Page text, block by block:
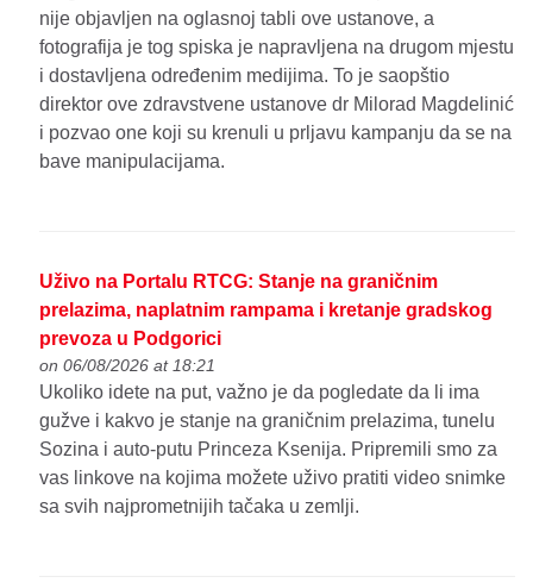
nije objavljen na oglasnoj tabli ove ustanove, a
fotografija je tog spiska je napravljena na drugom mjestu
i dostavljena određenim medijima. To je saopštio
direktor ove zdravstvene ustanove dr Milorad Magdelinić
i pozvao one koji su krenuli u prljavu kampanju da se na
bave manipulacijama.
Uživo na Portalu RTCG: Stanje na graničnim
prelazima, naplatnim rampama i kretanje gradskog
prevoza u Podgorici
on 06/08/2026 at 18:21
Ukoliko idete na put, važno je da pogledate da li ima
gužve i kakvo je stanje na graničnim prelazima, tunelu
Sozina i auto-putu Princeza Ksenija. Pripremili smo za
vas linkove na kojima možete uživo pratiti video snimke
sa svih najprometnijih tačaka u zemlji.